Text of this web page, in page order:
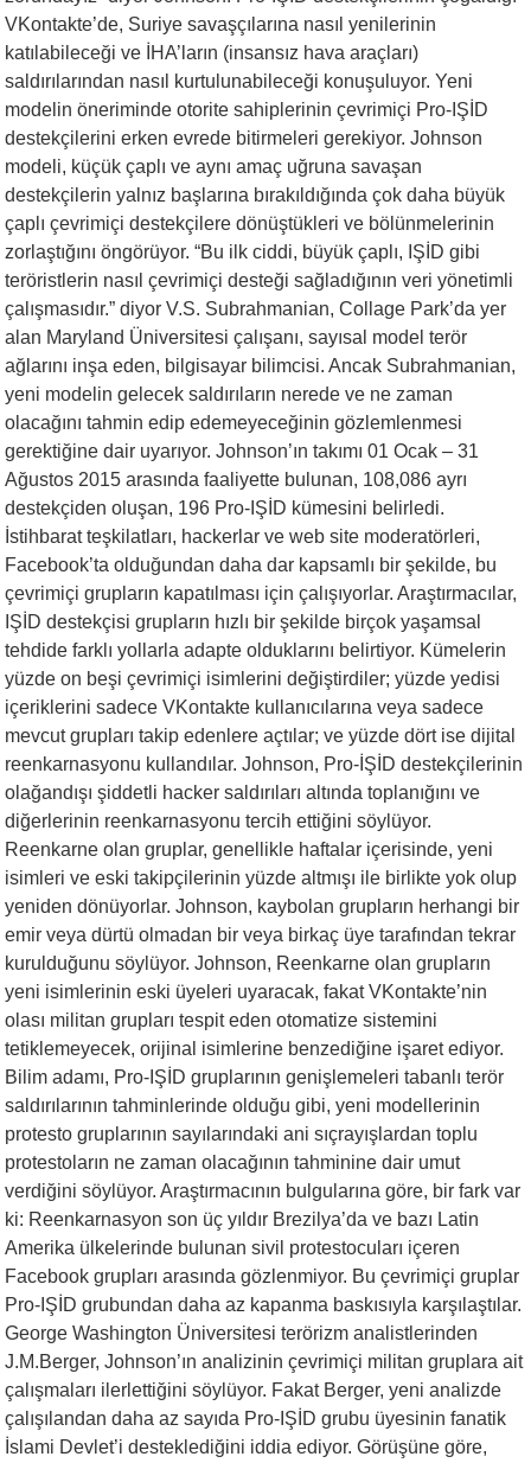
VKontakte’de, Suriye savaşçılarına nasıl yenilerinin
katılabileceği ve İHA’ların (insansız hava araçları)
saldırılarından nasıl kurtulunabileceği konuşuluyor. Yeni
modelin öneriminde otorite sahiplerinin çevrimiçi Pro-IŞİD
destekçilerini erken evrede bitirmeleri gerekiyor. Johnson
modeli, küçük çaplı ve aynı amaç uğruna savaşan
destekçilerin yalnız başlarına bırakıldığında çok daha büyük
çaplı çevrimiçi destekçilere dönüştükleri ve bölünmelerinin
zorlaştığını öngörüyor. “Bu ilk ciddi, büyük çaplı, IŞİD gibi
teröristlerin nasıl çevrimiçi desteği sağladığının veri yönetimli
çalışmasıdır.” diyor V.S. Subrahmanian, Collage Park’da yer
alan Maryland Üniversitesi çalışanı, sayısal model terör
ağlarını inşa eden, bilgisayar bilimcisi. Ancak Subrahmanian,
yeni modelin gelecek saldırıların nerede ve ne zaman
olacağını tahmin edip edemeyeceğinin gözlemlenmesi
gerektiğine dair uyarıyor. Johnson’ın takımı 01 Ocak – 31
Ağustos 2015 arasında faaliyette bulunan, 108,086 ayrı
destekçiden oluşan, 196 Pro-IŞİD kümesini belirledi.
İstihbarat teşkilatları, hackerlar ve web site moderatörleri,
Facebook’ta olduğundan daha dar kapsamlı bir şekilde, bu
çevrimiçi grupların kapatılması için çalışıyorlar. Araştırmacılar,
IŞİD destekçisi grupların hızlı bir şekilde birçok yaşamsal
tehdide farklı yollarla adapte olduklarını belirtiyor. Kümelerin
yüzde on beşi çevrimiçi isimlerini değiştirdiler; yüzde yedisi
içeriklerini sadece VKontakte kullanıcılarına veya sadece
mevcut grupları takip edenlere açtılar; ve yüzde dört ise dijital
reenkarnasyonu kullandılar. Johnson, Pro-İŞİD destekçilerinin
olağandışı şiddetli hacker saldırıları altında toplanığını ve
diğerlerinin reenkarnasyonu tercih ettiğini söylüyor.
Reenkarne olan gruplar, genellikle haftalar içerisinde, yeni
isimleri ve eski takipçilerinin yüzde altmışı ile birlikte yok olup
yeniden dönüyorlar. Johnson, kaybolan grupların herhangi bir
emir veya dürtü olmadan bir veya birkaç üye tarafından tekrar
kurulduğunu söylüyor. Johnson, Reenkarne olan grupların
yeni isimlerinin eski üyeleri uyaracak, fakat VKontakte’nin
olası militan grupları tespit eden otomatize sistemini
tetiklemeyecek, orijinal isimlerine benzediğine işaret ediyor.
Bilim adamı, Pro-IŞİD gruplarının genişlemeleri tabanlı terör
saldırılarının tahminlerinde olduğu gibi, yeni modellerinin
protesto gruplarının sayılarındaki ani sıçrayışlardan toplu
protestoların ne zaman olacağının tahminine dair umut
verdiğini söylüyor. Araştırmacının bulgularına göre, bir fark var
ki: Reenkarnasyon son üç yıldır Brezilya’da ve bazı Latin
Amerika ülkelerinde bulunan sivil protestocuları içeren
Facebook grupları arasında gözlenmiyor. Bu çevrimiçi gruplar
Pro-IŞİD grubundan daha az kapanma baskısıyla karşılaştılar.
George Washington Üniversitesi terörizm analistlerinden
J.M.Berger, Johnson’ın analizinin çevrimiçi militan gruplara ait
çalışmaları ilerlettiğini söylüyor. Fakat Berger, yeni analizde
çalışılandan daha az sayıda Pro-IŞİD grubu üyesinin fanatik
İslami Devlet’i desteklediğini iddia ediyor. Görüşüne göre,